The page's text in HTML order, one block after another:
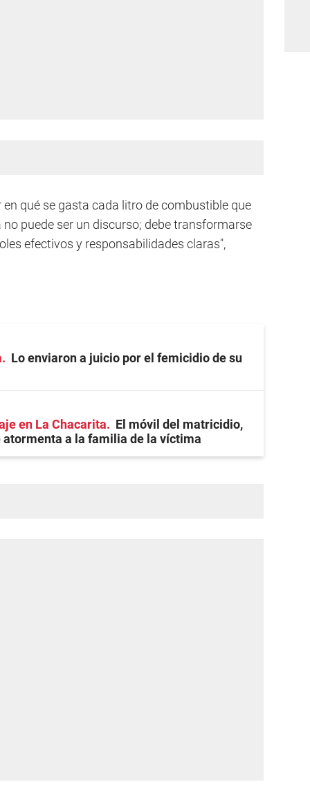
qué se gasta cada litro de combustible que
puede ser un discurso; debe transformarse
efectivos y responsabilidades claras",
Lo enviaron a juicio por el femicidio de su
en La Chacarita
El móvil del matricidio,
a la familia de la víctima